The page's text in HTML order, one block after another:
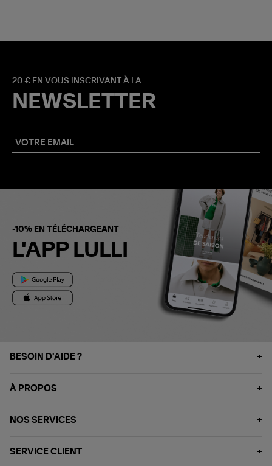
20 € EN VOUS INSCRIVANT À LA
NEWSLETTER
-10% EN TÉLÉCHARGEANT
L'APP LULLI
BESOIN D'AIDE ?
À PROPOS
NOS SERVICES
SERVICE CLIENT